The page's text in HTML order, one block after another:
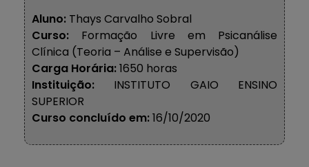
Aluno: Thays Carvalho Sobral
Curso: Formação Livre em Psicanálise
Clínica (Teoria – Análise e Supervisão)
Carga Horária:1650 horas
Instituição: INSTITUTO GAIO ENSINO
SUPERIOR
Curso concluído em:16/10/2020